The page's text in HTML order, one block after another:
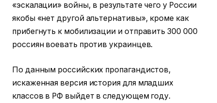
«эскалации» войны, в результате чего у России
якобы «нет другой альтернативы», кроме как
прибегнуть к мобилизации и отправить 300 000
россиян воевать против украинцев.
По данным российских пропагандистов,
искаженная версия история для младших
классов в РФ выйдет в следующем году.